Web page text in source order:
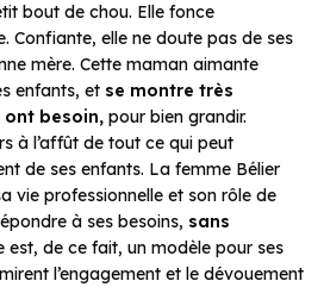
bout de chou. Elle fonce
Confiante, elle ne doute pas de ses
mère. Cette maman aimante
enfants, et se montre très
besoin, pour bien grandir.
à l’affût de tout ce qui peut
de ses enfants. La femme Bélier
vie professionnelle et son rôle de
à ses besoins, sans
est, de ce fait, un modèle pour ses
l’engagement et le dévouement